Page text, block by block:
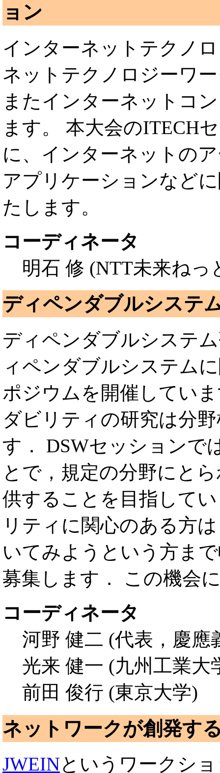
ョン
インターネットテクノ
ネットテクノロジーワ
またインターネットコ
ます。 本大会のITECH
に、インターネットの
アプリケーションなど
たします。
コーディネータ
明石 修 (NTT未来ねっ
ディペンダブルシステ
ディペンダブルシステ
ィペンダブルシステム
ポジウムを開催してい
ダビリティの研究は分
す． DSWセッションで
とで，規定の分野にと
供することを目指して
リティに関心のある方
いてみようという方ま
募集します． この機会
コーディネータ
河野 健二 (代表，慶應
光来 健一 (九州工業大
前田 俊行 (東京大学)
ネットワークが創発す
JWEINというワークシ